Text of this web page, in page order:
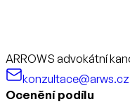
ARROWS advokátní
konzultace@arws.cz
Ocenění podílu